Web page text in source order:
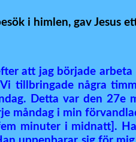
i himlen, gav Jesus
att jag började
tillbringade några
Detta var den 27e
måndag i min
minuter i midnatt].